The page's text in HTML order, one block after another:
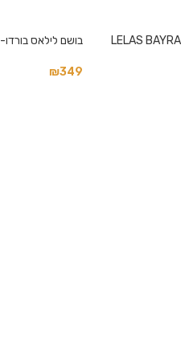
בושם לילאס בורדו- LELAS BORDO E.D.P 100 ML
₪349